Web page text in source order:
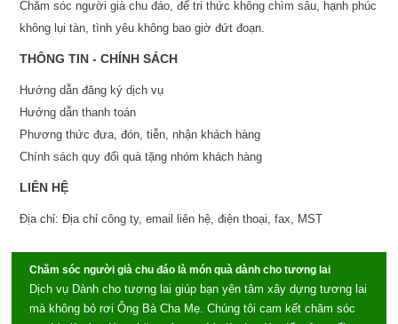
Chăm sóc người già chu đáo là món quà dành cho tương lai
Dịch vụ Dành cho tương lai giúp bạn yên tâm xây dựng tương lai
mà không bỏ rơi Ông Bà Cha Mẹ. Chúng tôi cam kết chăm sóc
Chăm sóc người già chu đáo, để tri thức không chìm sâu, hạnh phúc
không lụi tàn, tình yêu không bao giờ đứt đoạn.
THÔNG TIN - CHÍNH SÁCH
Hướng dẫn đăng ký dịch vụ
Hướng dẫn thanh toán
Phương thức đưa, đón, tiễn, nhận khách hàng
Chính sách quy đổi quà tặng nhóm khách hàng
LIÊN HỆ
Địa chỉ: Địa chỉ công ty, email liên hệ, điện thoại, fax, MST